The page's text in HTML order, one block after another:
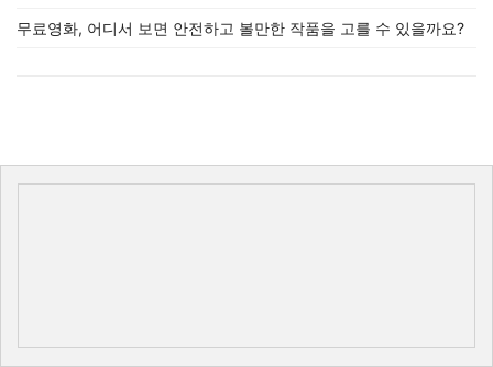
무료영화, 어디서 보면 안전하고 볼만한 작품을 고를 수 있을까요?